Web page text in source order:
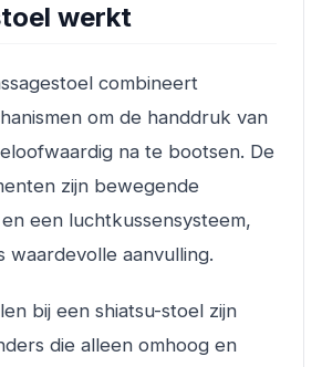
werkt
combineert
om de handdruk van
na te bootsen. De
zijn bewegende
een luchtkussensysteem,
waardevolle aanvulling.
bij een shiatsu-stoel zijn
die alleen omhoog en